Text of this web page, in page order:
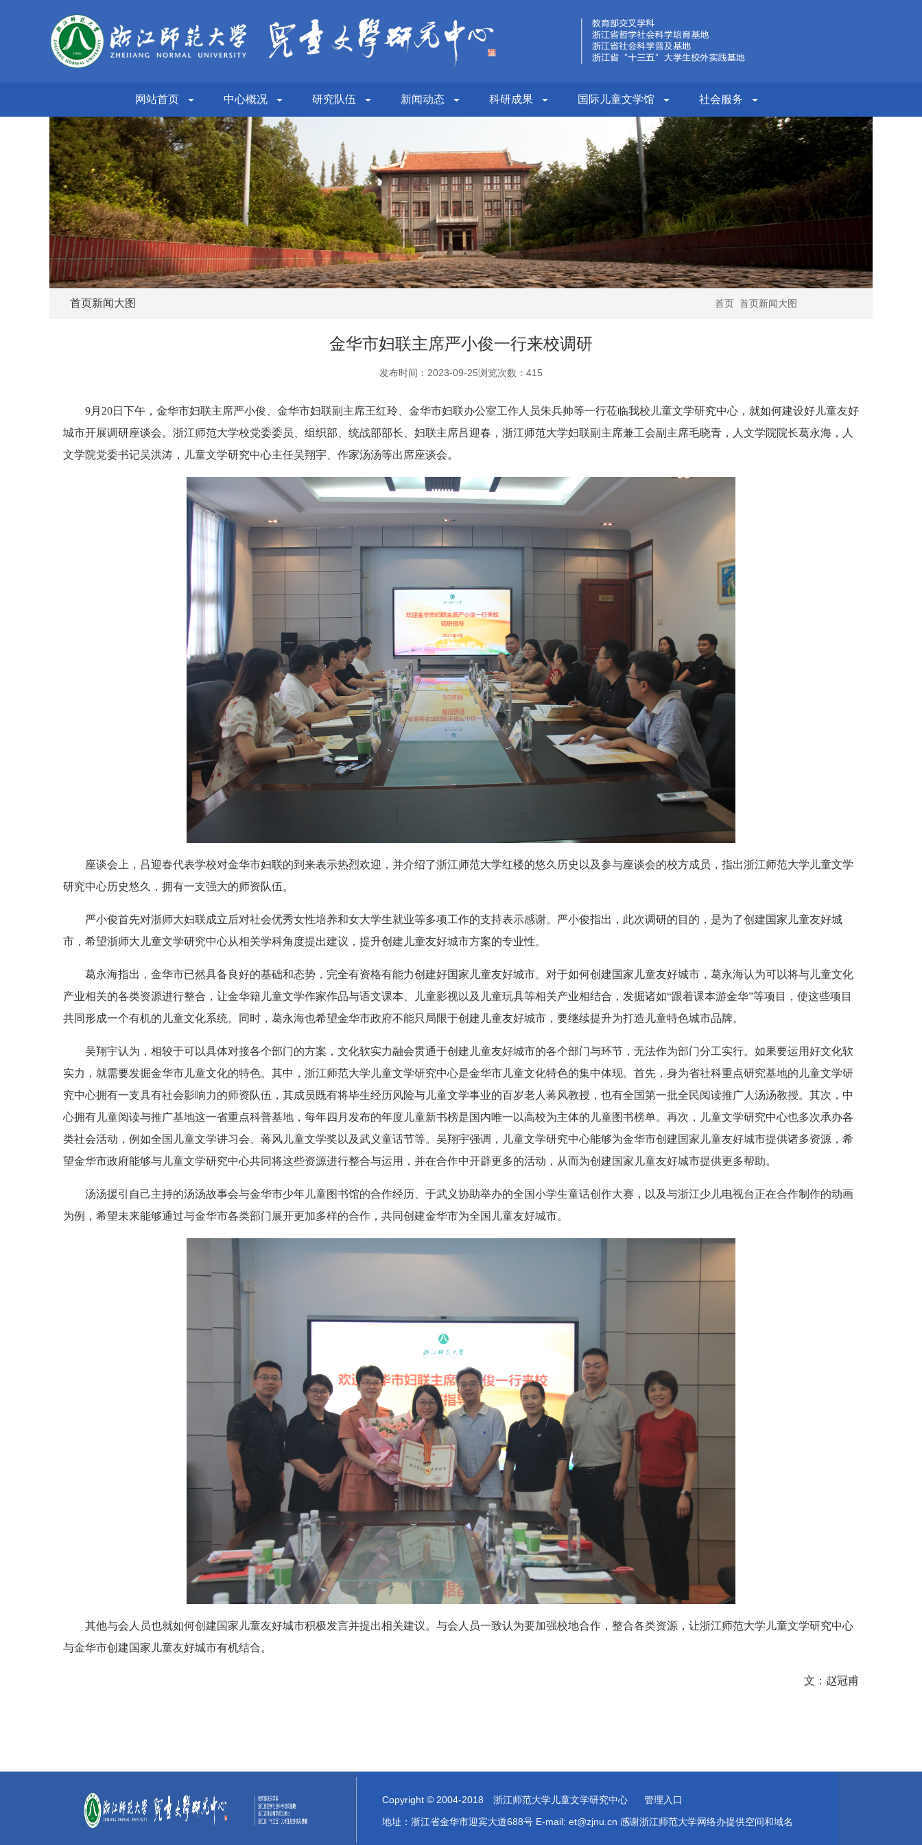
网站首页 中心概况 研究队伍 新闻动态 科研成果 国际儿童文学馆 社会服务
首页新闻大图 首页 首页新闻大图
金华市妇联主席严小俊一行来校调研
发布时间：2023-09-25浏览次数： 415
9月20日下午，金华市妇联主席严小俊、金华市妇联副主席王红玲 金华市妇联办公室工作人员朱兵帅等一行莅临我校 儿童文学研究中心 ， 就如何建设好儿童友好
城市开展调研座谈会。浙江师范大学校党委委员、组织部、统战部部长、妇联主席吕迎春，浙江师范大学妇联副主席兼工会副主席毛晓青，人文学院院长葛永海 ，
人
文学院党委书记吴洪涛，
儿童文学研究中心主任吴翔宇 作家汤汤等出席座谈会。
座谈会上，吕迎春代表学校对金华市妇联的到来表示热烈欢迎，并介绍了浙江师范大学红楼的悠久历史以及参与座谈会的校方成员，指出浙江师范大学儿童文学
研究中心历史悠久，拥有一支强大的师资队伍。
严小俊首先对浙师大妇联成立后对社会优秀女性培养和女大学生就业等多项工作的支持表示感谢。严小俊指出，此次调研的目的，是为了创建国家儿童友好城
市，希望浙师大儿童文学研究中心从相关学科角度提出建议，提升创建儿童友好城市方案的专业性。
葛永海指出，金华市已然具备良好的基础和态势，完全有资格有能力创建好国家儿童友好城市。对于如何创建国家儿童友好城市，葛永海认为可以将与儿童文化
产业相关的各类资源进行整合，让金华籍儿童文学作家作品与语文课本、儿童影视以及儿童玩具等相关产业相结合，发掘诸如“跟着课本游金华”等项目，使这些项目
共同形成一个有机的儿童文化系统。同时，葛永海也希望金华市政府不能只局限于创建儿童友好城市，要继续提升为打造儿童特色城市品牌。
吴翔宇认为，相较于可以具体对接各个部门的方案，文化软实力融会贯通于创建儿童友好城市的各个部门与环节，无法作为部门分工实行。如果要运用好文化软
实力，就需要发掘金华市儿童文化的特色。其中，浙江师范大学儿童文学研究中心是金华市儿童文化特色的集中体现。首先，身为省社科重点研究基地的儿童文学研
究中心拥有一支具有社会影响力的师资队伍，其成员既有将毕生经历风险与儿童文学事业的百岁老人蒋风教授，也有全国第一批全民阅读推广人 汤汤教授。其次，中
心拥有儿童阅读与推广基地这一省重点科普基地，每年四月发布的年度儿童新书榜是国内唯一以高校为主体的儿童图书榜单。再次，儿童文学研究中心也多次承办各
类社会活动，例如全国儿童文学讲习会、蒋风儿童文学奖以及武义童话节等。吴翔宇强调，儿童文学研究中心能够为金华市创建国家儿童友好城市提供诸多资源，希
望金华市政府能够与儿童文学研究中心共同将这些资源进行整合与运用，并在合作中开辟更多的活动，从而为创建国家儿童友好城市提供更多帮助。
汤汤援引自己主持的汤汤故事会与金华市少年儿童图书馆的合作经历、于武义协助举办的全国小学生童话创作大赛，以及与浙江少儿电视台正在合作制作的动画
为例，希望未来能够通过与金华市各类部门展开更加多样的合作，共同创建金华市为全国儿童友好城市。
其他与会人员也就如何创建国家儿童友好城市积极发言并提出相关建议。与会人员一致认为要加强校地合作，整合各类资源，让浙江师范大学儿童文学研究中心
与金华市创建国家儿童友好城市有机结合。
文：赵冠甫
Copyright © 2004-2018 浙江师范大学儿童文学研究中心 管理入口
地址：浙江省金华市迎宾大道688号 E-mail: et@zjnu.cn 感谢浙江师范大学网络办提供空间和域名